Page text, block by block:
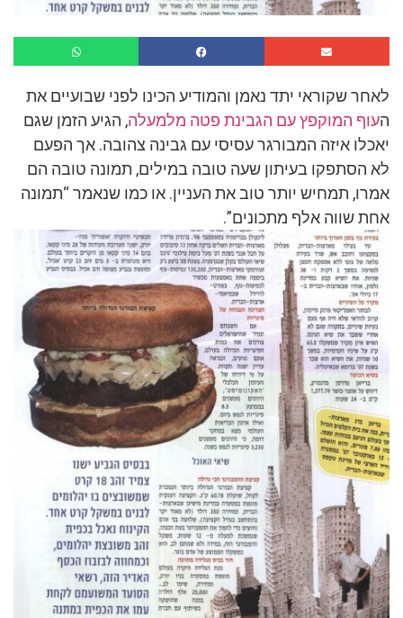
לאחר שקוראי יתד נאמן והמודיע הכינו לפני שבועיים את
העוף המוקפץ עם הגבינת פטה מלמעלה, הגיע הזמן שגם
יאכלו איזה המבורגר עסיסי עם גבינה צהובה. אך הפעם
לא הסתפקו בעיתון שעה טובה במילים, תמונה טובה הם
אמרו, תמחיש יותר טוב את העניין. או כמו שנאמר “תמונה
אחת שווה אלף מתכונים”.